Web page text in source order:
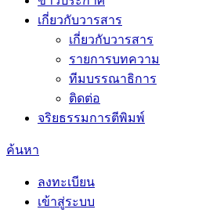
เกี่ยวกับวารสาร
เกี่ยวกับวารสาร
รายการบทความ
ทีมบรรณาธิการ
ติดต่อ
จริยธรรมการตีพิมพ์
ค้นหา
ลงทะเบียน
เข้าสู่ระบบ